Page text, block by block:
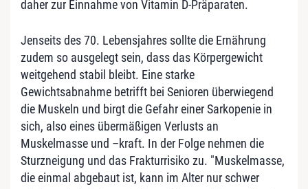
daher zur Einnahme von Vitamin D-Präparaten.
Jenseits des 70. Lebensjahres sollte die Ernährung
zudem so ausgelegt sein, dass das Körpergewicht
weitgehend stabil bleibt. Eine starke
Gewichtsabnahme betrifft bei Senioren überwiegend
die Muskeln und birgt die Gefahr einer Sarkopenie in
sich, also eines übermäßigen Verlusts an
Muskelmasse und –kraft. In der Folge nehmen die
Sturzneigung und das Frakturrisiko zu. "Muskelmasse,
die einmal abgebaut ist, kann im Alter nur schwer